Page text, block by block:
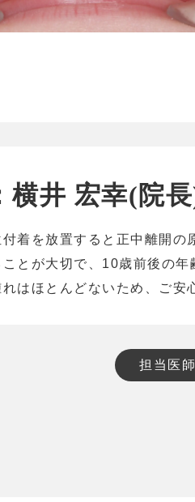
横井 宏幸(院
付着を放置すると正中離開
とが大切で、10歳前後の年
はほとんどないため、ご安
担当医